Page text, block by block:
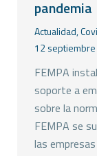
pandemia
Actualidad,
12
FEMPA
soporte a
sobre la
FEMPA se
las